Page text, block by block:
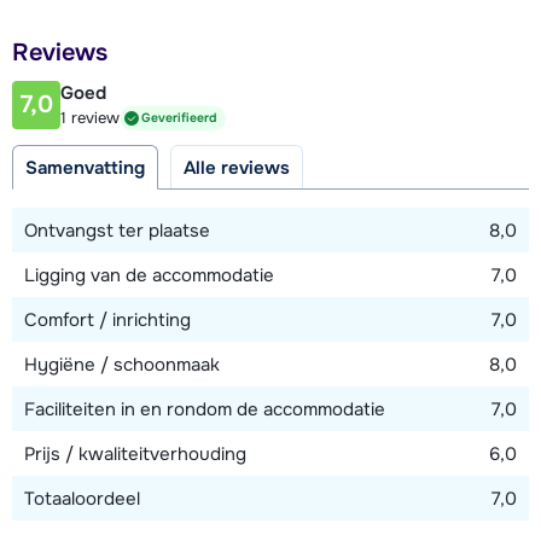
450 meter
Afstand tot piste
650 meter
50 meter
Bekijk kaart
Reviews
7,0 Goed
1 review Geverifieerd
Samenvatting Alle reviews
Ontvangst ter plaatse
8,0
Ligging van de accommodatie
7,0
Comfort / inrichting
7,0
Hygiëne / schoonmaak
8,0
Faciliteiten in en rondom de accommodatie
7,0
Prijs / kwaliteitverhouding
6,0
Totaaloordeel
7,0